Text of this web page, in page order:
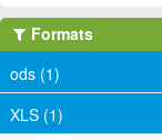
Formats
ods (1)
XLS (1)